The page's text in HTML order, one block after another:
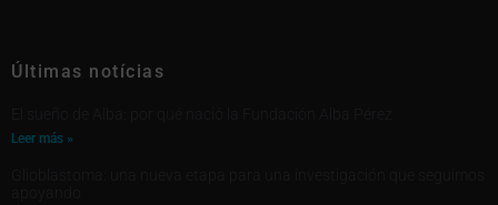
Últimas notícias
Leer más »